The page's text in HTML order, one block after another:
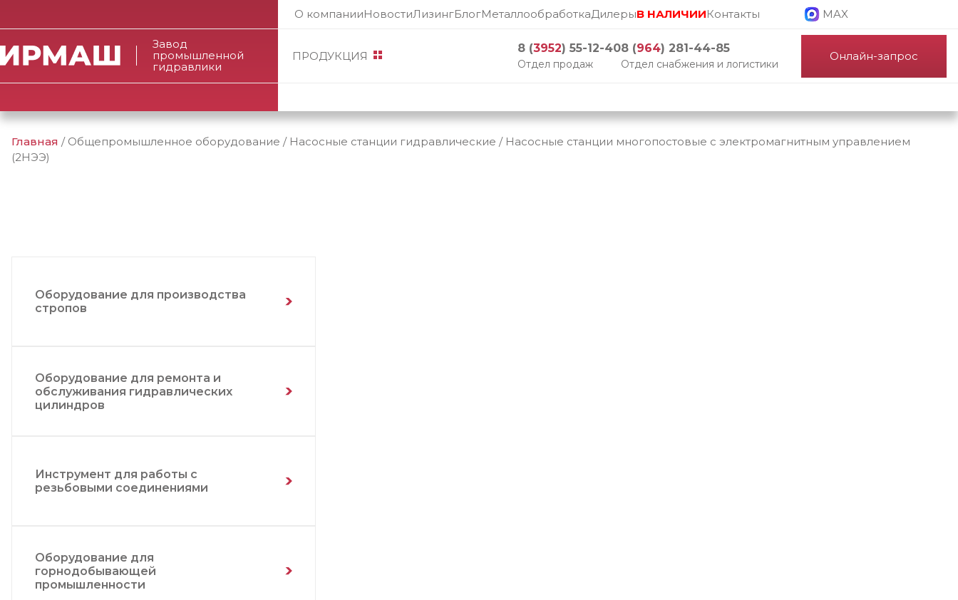
Завод
промышленной
гидравлики
О компанииНовостиЛизингБлогМеталлообработкаДилерыВ НАЛИЧИИКонтакты MAX
ПРОДУКЦИЯ
8 (3952) 55-12-40
Отдел продаж
8 (964) 281-44-85
Отдел снабжения и логистики
Онлайн-запрос
Главная / Общепромышленное оборудование / Насосные станции гидравлические / Насосные станции многопостовые с электромагнитным управлением
(2НЭЭ)
Оборудование для производства
стропов
Оборудование для ремонта и
обслуживания гидравлических
цилиндров
Инструмент для работы с
резьбовыми соединениями
Оборудование для
горнодобывающей
промышленности